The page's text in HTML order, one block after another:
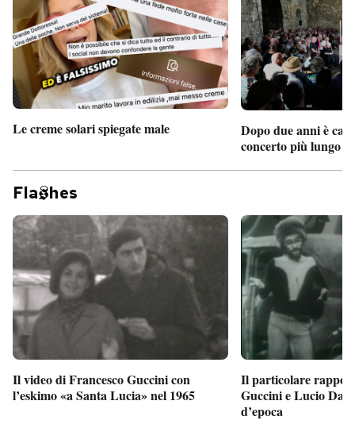
Le creme solari spiegate male
Dopo due anni è
concerto più lungo
Fla hes
Il video di Francesco Guccini con
l’eskimo «a Santa Lucia» nel 1965
Il particolare
Guccini e Lucio
d’epoca